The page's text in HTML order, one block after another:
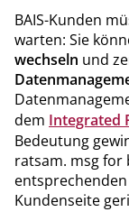
BAIS-Kunden
warten: Sie
wechseln und
dem Integrated
Bedeutung
ratsam. msg for
entsprechenden
Kundenseite